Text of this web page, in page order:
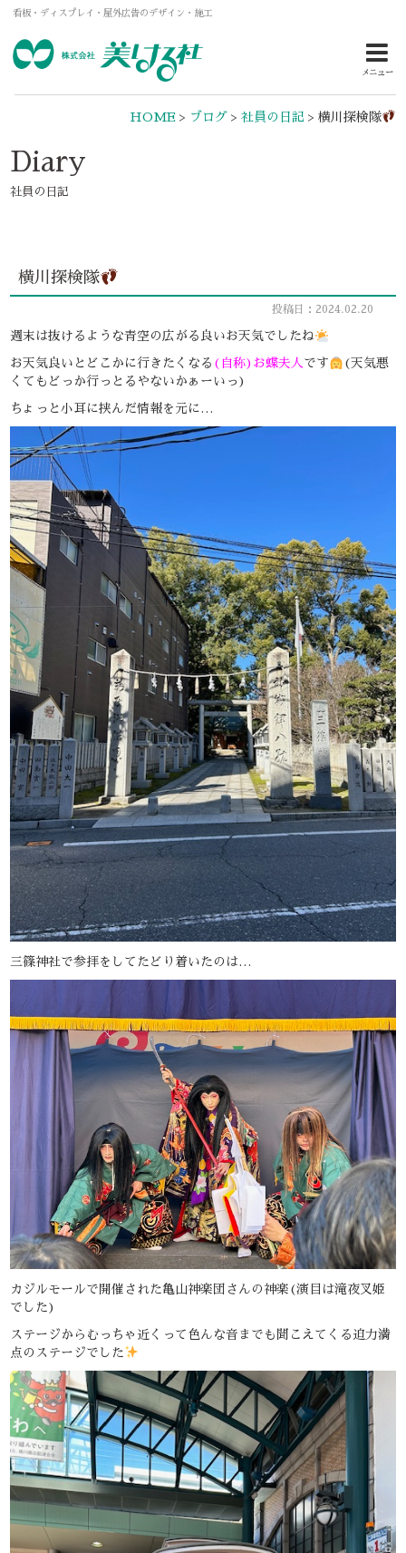
看板・ディスプレイ・屋外広告のデザイン・施工
メニュー
HOME> ブログ> 社員の日記 > 横川探検隊
Diary
社員の日記
横川探検隊
投稿日：2024.02.20
週末は抜けるような青空の広がる良いお天気でしたね
お天気良いとどこかに行きたくなる (自称)お蝶夫人 です
(天気悪
くてもどっか行っとるやないかぁーいっ)
ちょっと小耳に挟んだ情報を元に…
三篠神社で参拝をしてたどり着いたのは…
カジルモールで開催された亀山神楽団さんの神楽(演目は滝夜叉姫
でした)
ステージからむっちゃ近くって色んな音までも聞こえてくる迫力満
点のステージでした